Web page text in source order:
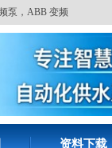
泵，ABB 变频
资料下载